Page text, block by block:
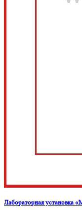
Лабораторная установка